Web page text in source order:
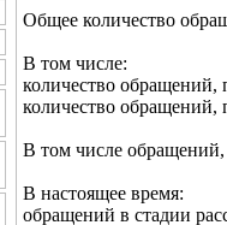
Общее количество
В том числе:
количество
количество
В том числе
В настоящее время:
обращений в стадии